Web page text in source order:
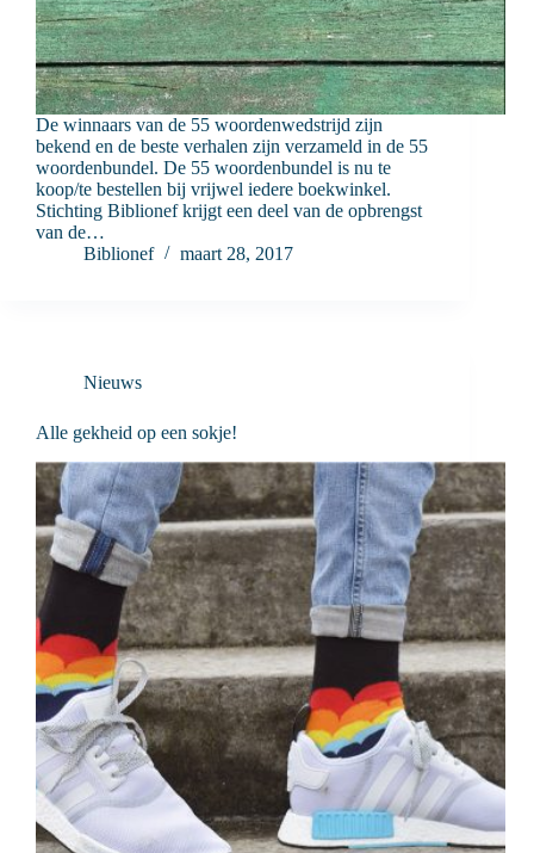
De winnaars van de 55 woordenwedstrijd zijn
bekend en de beste verhalen zijn verzameld in de 55
woordenbundel. De 55 woordenbundel is nu te
koop/te bestellen bij vrijwel iedere boekwinkel.
Stichting Biblionef krijgt een deel van de opbrengst
van de…
Biblionef
maart 28, 2017
Nieuws
Alle gekheid op een sokje!